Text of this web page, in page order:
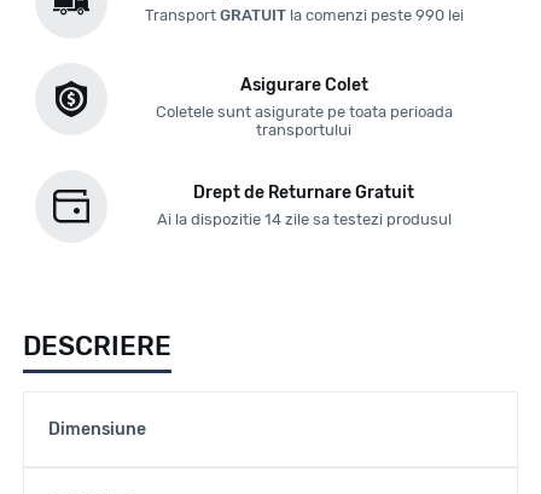
Transport GRATUITla comenzi peste 990 lei
Asigurare Colet
Coletele sunt asigurate pe toata perioada
transportului
Drept de Returnare Gratuit
Ai la dispozitie 14 zile sa testezi produsul
DESCRIERE
Dimensiune